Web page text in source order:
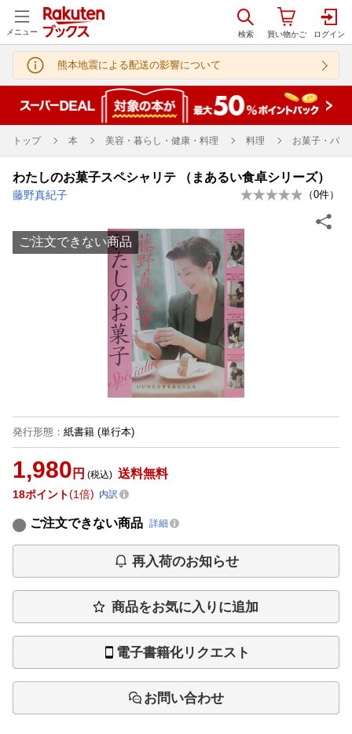
メニュー
熊本地震による配送の影響について
トップ 本 美容・暮らし・健康・料理 料理 お菓子・パン
わたしのお菓子スペシャリテ （まあるい食卓シリーズ）
藤野真紀子 （0件）
ご注文できない商品
発行形態 ： 紙書籍 (単行本)
1,980 円 (税込) 送料無料
18ポイント 1倍 内訳
ご注文できない商品 詳細
再入荷のお知らせ
商品をお気に入りに追加
電子書籍化リクエスト
お問い合わせ